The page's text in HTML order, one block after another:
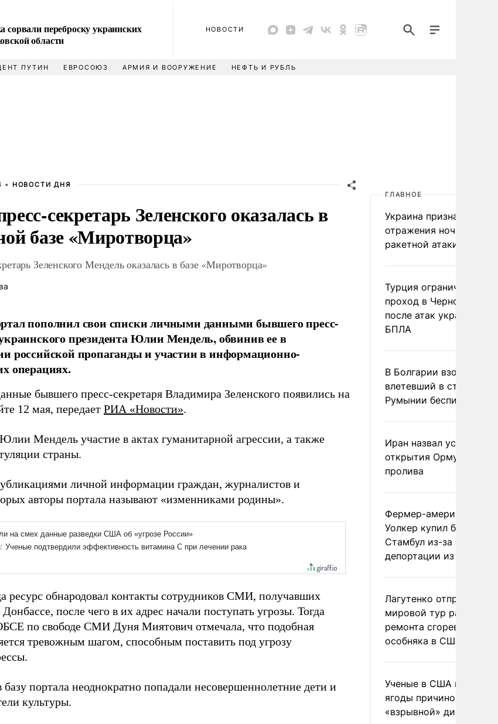
сорвали переброску украинских
области
НОВОСТИ
ПУТИН ЕВРОСОЮЗ АРМИЯ И ВООРУЖЕНИЕ НЕФТЬ И РУБЛЬ
• НОВОСТИ ДНЯ
секретарь Зеленского оказалась в
базе «Миротворца»
Зеленского Мендель оказалась в базе «Миротворца»
пополнил свои списки личными данными бывшего пресс-
президента Юлии Мендель, обвинив ее в
российской пропаганды и участии в информационно-
операциях.
бывшего пресс-секретаря Владимира Зеленского появились на
12 мая, передает РИА «Новости».
Мендель участие в актах гуманитарной агрессии, а также
страны.
личной информации граждан, журналистов и
авторы портала называют «изменниками родины».
ресурс обнародовал контакты сотрудников СМИ, получавших
после чего в их адрес начали поступать угрозы. Тогда
по свободе СМИ Дуня Миятович отмечала, что подобная
тревожным шагом, способным поставить под угрозу
портала неоднократно попадали несовершеннолетние дети и
культуры.
ГЛАВНОЕ
Украина признала
отражения ночной
ракетной атаки
Турция ограничила
проход в Черное море
после атак украинских
БПЛА
В Болгарии взорвался
влетевший в страну из
Румынии беспилотник
Иран назвал условие
открытия Ормузского
пролива
Фермер-американец
Уолкер купил билет в
Стамбул из-за угрозы
депортации из России
Лагутенко отправился в
мировой тур ради
ремонта сгоревшего
особняка в США
Ученые в США назвали
ягоды причиной
«взрывной» диареи